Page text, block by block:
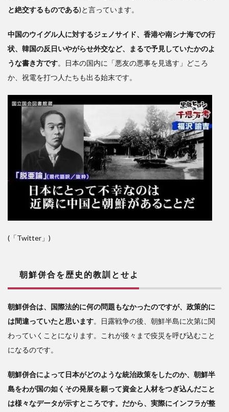
と絶交するものである)と言っています。
中国のウイグル人に対するジェノサイド、香港や南シナ海での行
状、韓国の反日いやがらせ外交など、まるで予見していたかのよ
うな書き方です。日本の国内に「悪友の悪事を見逃す」どころ
か、祝電を打つ人たちも出る始末です。
(「Twitter」)
朝鮮併合を歴史的教訓とせよ
朝鮮併合は、国際法的に何の問題もなかったのですが、政策的に
は間違っていたと思います。日露戦争の後、朝鮮半島に次第に関
わっていくことになります。これが後々まで疫災を呼び込むこと
になるのです。
朝鮮併合によって日本がどのような統治政策をしたのか、朝鮮半
島をわが国の如くその発展を願って資金と人材をつぎ込んだこと
は様々なデータが示すところです。だから、実際にインフラが整